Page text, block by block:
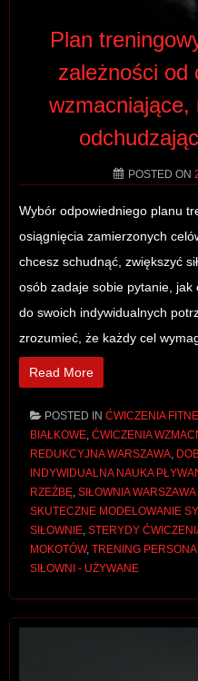
Plan
zależności od
wzmacniające,
POSTED ON
Wybór odpowiedniego planu
osiągnięcia zamierzonych
chcesz schudnąć, zwiększyć
osób zadaje sobie pytanie, jak
do swoich indywidualnych
zrozumieć, że każdy cel
Read More
POSTED IN ĆWICZENIA
BIAŁKOWE ĆWICZENIA
REDUKCYJNA WARSZAWA
INDYWIDUALNA NAUKA
RZEŹBĘ SIŁOWNIA
SKUTECZNE MODELOWANIE
SIŁOWNIE STERYDY
MOKOTÓW, TRENING
SIŁOWNI - UŻYWANE